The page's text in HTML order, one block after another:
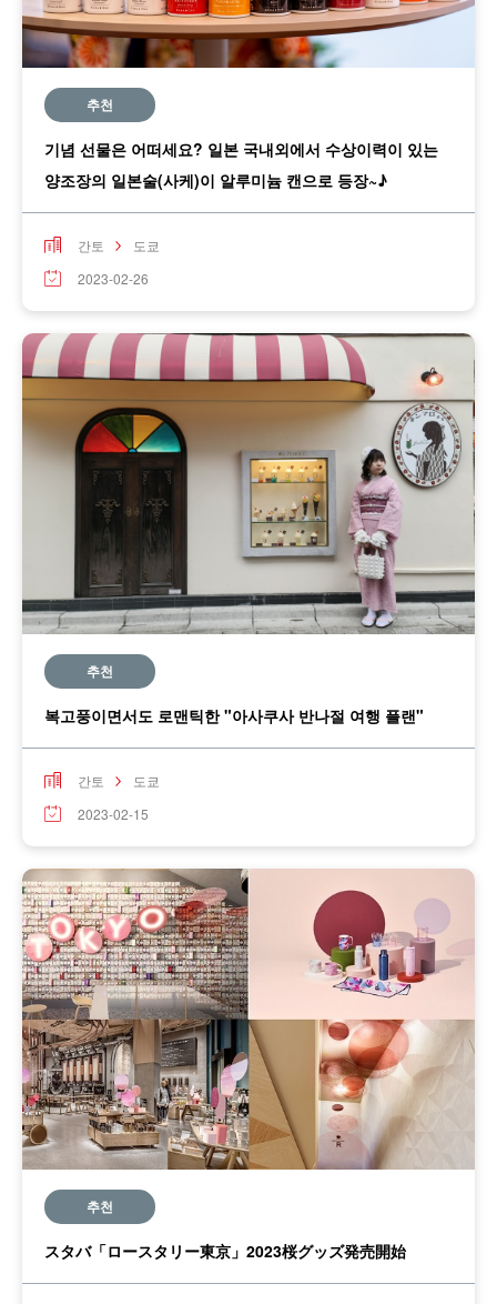
추천
기념 선물은 어떠세요? 일본 국내외에서 수상이력이 있는
양조장의 일본술(사케)이 알루미늄 캔으로 등장~♪
간토
도쿄
2023-02-26
추천
복고풍이면서도 로맨틱한 "아사쿠사 반나절 여행 플랜"
간토
도쿄
2023-02-15
추천
スタバ「ロースタリー東京」2023桜グッズ発売開始